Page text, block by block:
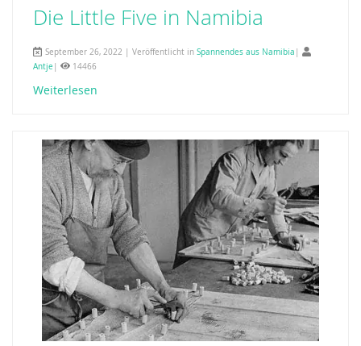
Die Little Five in Namibia
September 26, 2022 | Veröffentlicht in Spannendes aus Namibia
Antje
14466
Weiterlesen